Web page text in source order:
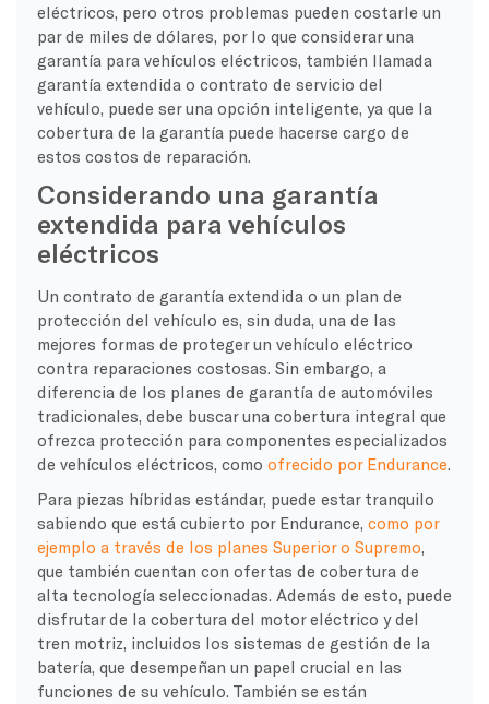
eléctricos, pero otros problemas pueden costarle un
par de miles de dólares, por lo que considerar una
garantía para vehículos eléctricos, también llamada
garantía extendida o contrato de servicio del
vehículo, puede ser una opción inteligente, ya que la
cobertura de la garantía puede hacerse cargo de
estos costos de reparación.
Considerando una garantía
extendida para vehículos
eléctricos
Un contrato de garantía extendida o un plan de
protección del vehículo es, sin duda, una de las
mejores formas de proteger un vehículo eléctrico
contra reparaciones costosas. Sin embargo, a
diferencia de los planes de garantía de automóviles
tradicionales, debe buscar una cobertura integral que
ofrezca protección para componentes especializados
de vehículos eléctricos, como ofrecido por Endurance.
Para piezas híbridas estándar, puede estar tranquilo
sabiendo que está cubierto por Endurance, como por
ejemplo a través de los planes Superior o Supremo,
que también cuentan con ofertas de cobertura de
alta tecnología seleccionadas. Además de esto, puede
disfrutar de la cobertura del motor eléctrico y del
tren motriz, incluidos los sistemas de gestión de la
batería, que desempeñan un papel crucial en las
funciones de su vehículo. También se están